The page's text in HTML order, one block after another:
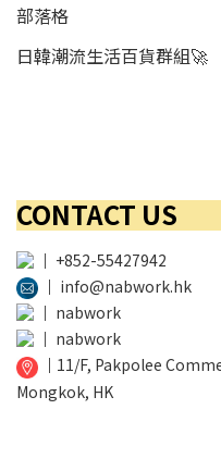
部落格
日韓潮流生活百貨群組🚀
CONTACT US
│ +852-55427942
│ info@nabwork.hk
│ nabwork
│ nabwork
│ 11/F, Pakpolee
Mongkok, HK